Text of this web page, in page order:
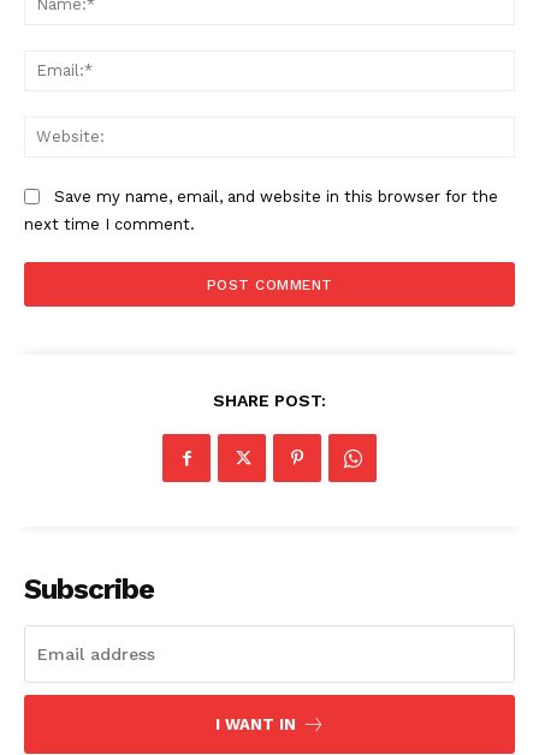
Save my name, email, and website in this browser for the
next time I comment.
SHARE POST:
Subscribe
I WANT IN